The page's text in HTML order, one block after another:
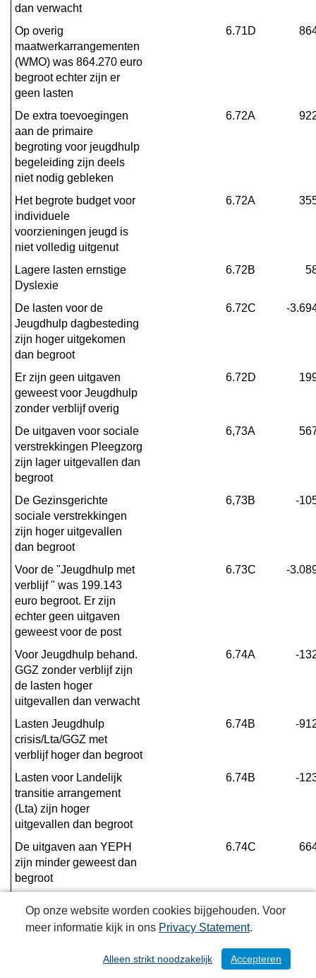
dan verwacht
Op overig
maatwerkarrangementen
(WMO) was 864.270 euro
begroot echter zijn er
geen lasten
6.71D
De extra toevoegingen
aan de primaire
begroting voor jeugdhulp
begeleiding zijn deels
niet nodig gebleken
6.72A
Het begrote budget voor
individuele
voorzieningen jeugd is
niet volledig uitgenut
6.72A
Lagere lasten ernstige
Dyslexie
6.72B
De lasten voor de
Jeugdhulp dagbesteding
zijn hoger uitgekomen
dan begroot
6.72C -
Er zijn geen uitgaven
geweest voor Jeugdhulp
zonder verblijf overig
6.72D
De uitgaven voor sociale
verstrekkingen Pleegzorg
zijn lager uitgevallen dan
begroot
6,73A
De Gezinsgerichte
sociale verstrekkingen
zijn hoger uitgevallen
dan begroot
6,73B -
Voor de "Jeugdhulp met
verblijf " was 199.143
euro begroot. Er zijn
echter geen uitgaven
geweest voor de post
6.73C -
Voor Jeugdhulp behand.
GGZ zonder verblijf zijn
de lasten hoger
uitgevallen dan verwacht
6.74A -
Lasten Jeugdhulp
crisis/Lta/GGZ met
verblijf hoger dan begroot
6.74B -
Lasten voor Landelijk
transitie arrangement
(Lta) zijn hoger
uitgevallen dan begroot
6.74B -
De uitgaven aan YEPH
zijn minder geweest dan
begroot
6.74C
kadernota 2025 was dat
er meer gebruik gemaakt
beschermd wonen ZZP
/ 230
Op onze website worden cookies bijgehouden. Voor
meer informatie kijk in ons Privacy Statement.
Accepteren
Alleen strikt noodzakelijk